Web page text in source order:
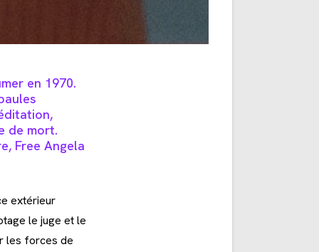
en 1970.
de mort.
Free Angela
extérieur
le juge et le
les forces de